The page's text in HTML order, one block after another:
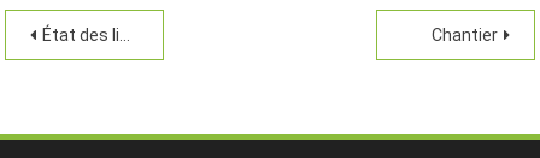
État des lieux Chantier